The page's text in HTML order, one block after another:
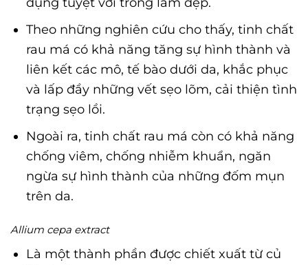
dụng tuyệt vời trong làm đẹp.
Theo những nghiên cứu cho thấy, tinh chất
rau má có khả năng tăng sự hình thành và
liên kết các mô, tế bào dưới da, khắc phục
và lấp đầy những vết sẹo lõm, cải thiện tình
trạng sẹo lồi.
Ngoài ra, tinh chất rau má còn có khả năng
chống viêm, chống nhiễm khuẩn, ngăn
ngừa sự hình thành của những đốm mụn
trên da.
Allium cepa extract
Là một thành phần được chiết xuất từ củ